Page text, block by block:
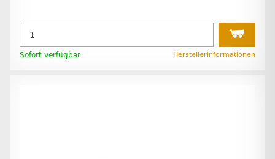
Sofort verfügbar Herstellerinformationen